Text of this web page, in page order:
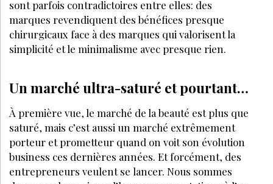
LES + LUS
Gestion
FAUT-IL CHANGER LES PROTHÈSES MAMMAIRES
TOUS LES 10 ANS ?